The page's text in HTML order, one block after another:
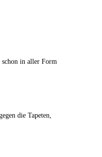
schon in aller Form
die Tapeten,